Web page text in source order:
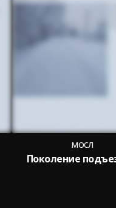
мосл
Поколение